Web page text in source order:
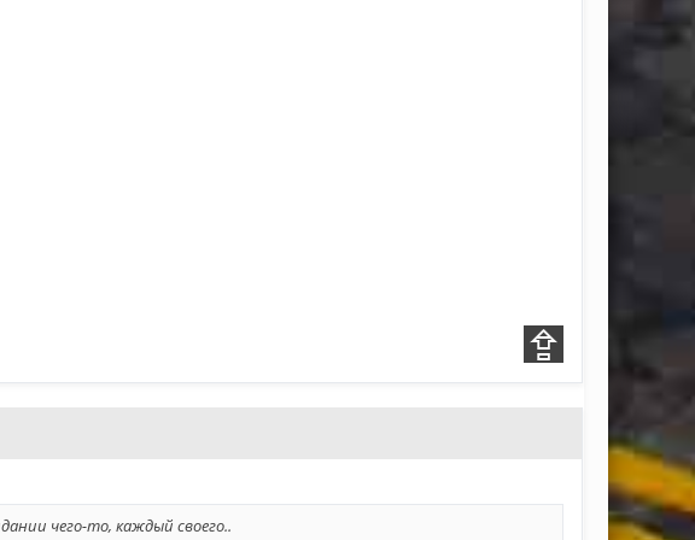
чего-то, каждый своего..